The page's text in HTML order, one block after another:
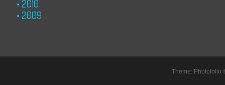
2010
2009
Theme: